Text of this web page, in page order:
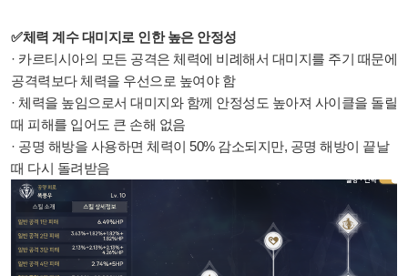
✅체력 계수 대미지로 인한 높은 안정성
· 카르티시아의 모든 공격은 체력에 비례해서 대미지를 주기 때문에
공격력보다 체력을 우선으로 높여야 함
· 체력을 높임으로서 대미지와 함께 안정성도 높아져 사이클을 돌릴
때 피해를 입어도 큰 손해 없음
· 공명 해방을 사용하면 체력이 50% 감소되지만, 공명 해방이 끝날
때 다시 돌려받음